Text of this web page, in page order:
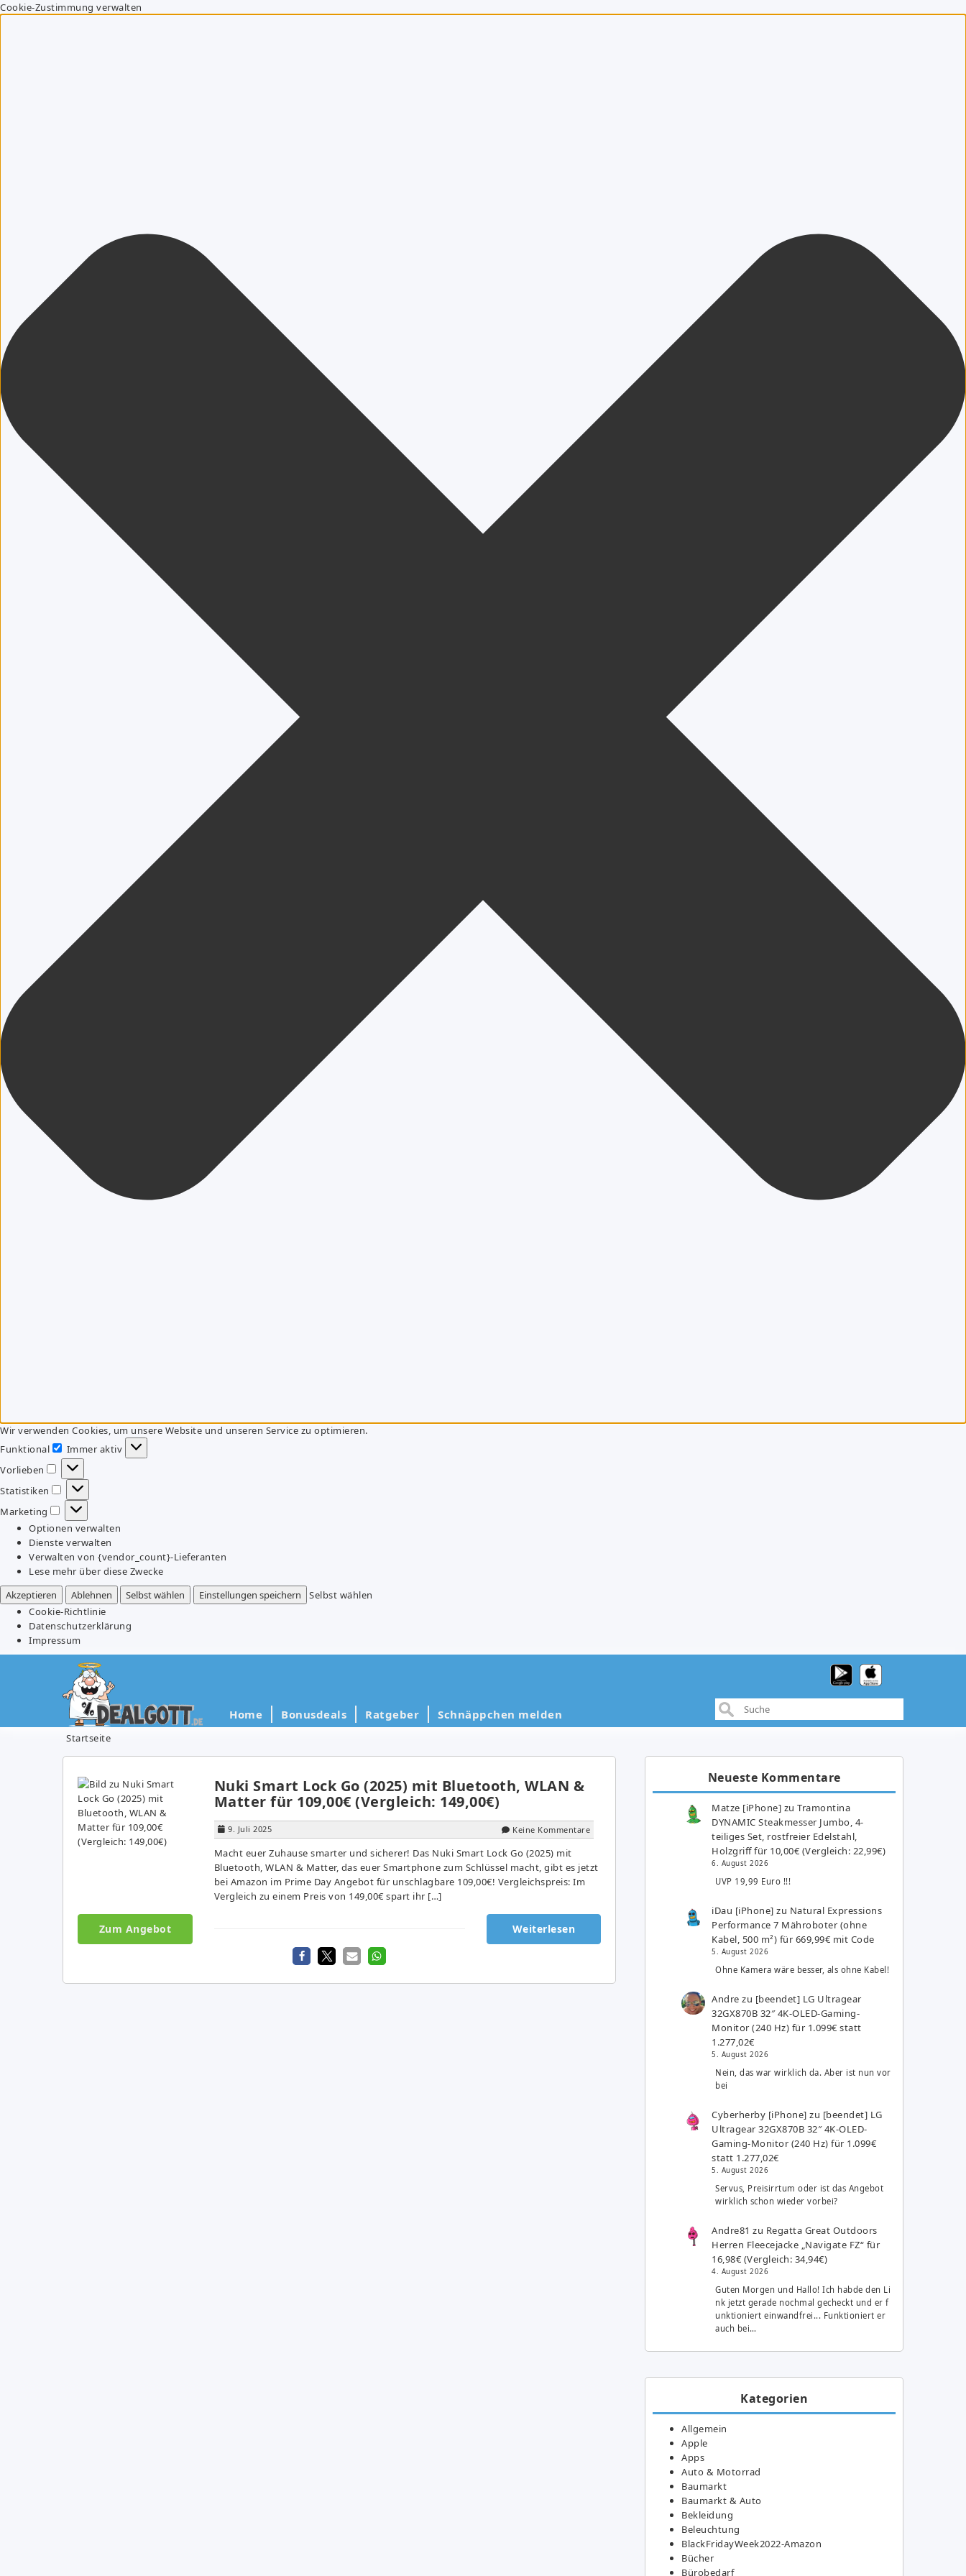
Cookie-Zustimmung verwalten
Wir verwenden Cookies, um unsere Website und unseren Service zu optimieren.
Funktional
Funktional
Immer aktiv
Vorlieben
Vorlieben
Statistiken
Statistiken
Marketing
Marketing
Optionen verwalten
Dienste verwalten
Verwalten von {vendor_count}-Lieferanten
Lese mehr über diese Zwecke
Akzeptieren
Ablehnen Selbst wählen Einstellungen speichern
Selbst wählen
Cookie-Richtlinie
Datenschutzerklärung
Impressum
Home Bonusdeals Ratgeber Schnäppchen melden
Startseite
Nuki Smart Lock Go (2025) mit Bluetooth, WLAN &
Matter für 109,00€ (Vergleich: 149,00€)
9. Juli 2025 Keine Kommentare
Macht euer Zuhause smarter und sicherer! Das Nuki Smart Lock Go (2025) mit
Bluetooth, WLAN & Matter, das euer Smartphone zum Schlüssel macht, gibt es jetzt
bei Amazon im Prime Day Angebot für unschlagbare 109,00€! Vergleichspreis: Im
Vergleich zu einem Preis von 149,00€ spart ihr […]
Zum Angebot Weiterlesen
Neueste Kommentare
Matze [iPhone] zuTramontina
DYNAMIC Steakmesser Jumbo, 4-
teiliges Set, rostfreier Edelstahl,
Holzgriff für 10,00€ (Vergleich: 22,99€)
6. August 2026
UVP 19,99 Euro !!!
iDau [iPhone] zu Natural Expressions
Performance 7 Mähroboter (ohne
Kabel, 500 m²) für 669,99€ mit Code
5. August 2026
Ohne Kamera wäre besser, als ohne Kabel!
Andre zu [beendet] LG Ultragear
32GX870B 32″ 4K-OLED-Gaming-
Monitor (240 Hz) für 1.099€ statt
1.277,02€
5. August 2026
Nein, das war wirklich da. Aber ist nun vor
bei
Cyberherby [iPhone] zu [beendet] LG
Ultragear 32GX870B 32″ 4K-OLED-
Gaming-Monitor (240 Hz) für 1.099€
statt 1.277,02€
5. August 2026
Servus, Preisirrtum oder ist das Angebot
wirklich schon wieder vorbei?
Andre81 zu Regatta Great Outdoors
Herren Fleecejacke „Navigate FZ“ für
16,98€ (Vergleich: 34,94€)
4. August 2026
Guten Morgen und Hallo! Ich habde den Li
nk jetzt gerade nochmal gecheckt und er f
unktioniert einwandfrei... Funktioniert er
auch bei…
Kategorien
Allgemein
Apple
Apps
Auto & Motorrad
Baumarkt
Baumarkt & Auto
Bekleidung
Beleuchtung
BlackFridayWeek2022-Amazon
Bücher
Bürobedarf